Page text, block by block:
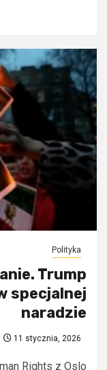
Polityka
Trump
specjalnej
naradzie
11 stycznia, 2026
Rights z Oslo